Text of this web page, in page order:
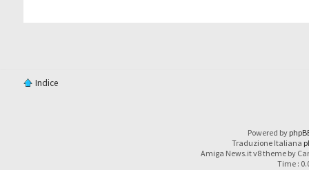
Indice
Powered by
Traduzione Italiana
Amiga News.it v8 theme by
Time :